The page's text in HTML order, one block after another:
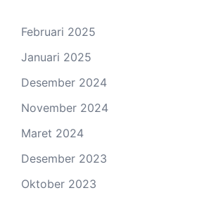
Februari 2025
Januari 2025
Desember 2024
November 2024
Maret 2024
Desember 2023
Oktober 2023